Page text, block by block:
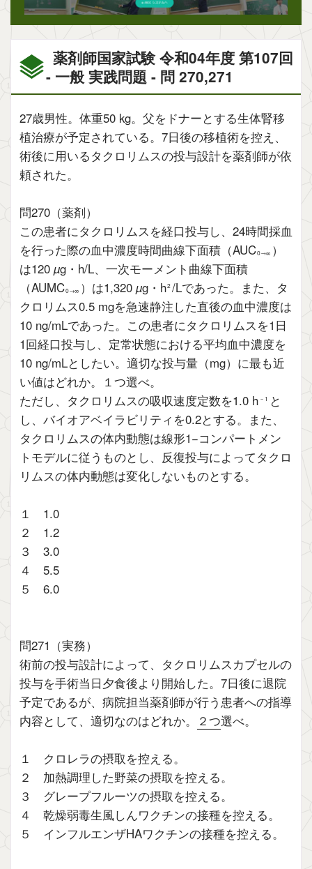
薬剤師国家試験 令和04年度 第107回
- 一般 実践問題 - 問 270,271
27歳男性。体重50 kg。父をドナーとする生体腎移
植治療が予定されている。7日後の移植術を控え、
術後に用いるタクロリムスの投与設計を薬剤師が依
頼された。
問270（薬剤）
この患者にタクロリムスを経口投与し、24時間採血
を行った際の血中濃度時間曲線下面積（AUC0→∞ ）
は120 µg・h/L、一次モーメント曲線下面積
（AUMC0→∞ ）は1,320 µg・h2/Lであった。また、タ
クロリムス0.5 mgを急速静注した直後の血中濃度は
10 ng/mLであった。この患者にタクロリムスを1日
1回経口投与し、定常状態における平均血中濃度を
10 ng/mLとしたい。適切な投与量（mg）に最も近
い値はどれか。１つ選べ。
ただし、タクロリムスの吸収速度定数を1.0 h －1 と
し、バイオアベイラビリティを0.2とする。また、
タクロリムスの体内動態は線形1−コンパートメン
トモデルに従うものとし、反復投与によってタクロ
リムスの体内動態は変化しないものとする。
１ 1.0
２ 1.2
３ 3.0
４ 5.5
５ 6.0
問271（実務）
術前の投与設計によって、タクロリムスカプセルの
投与を手術当日夕食後より開始した。7日後に退院
予定であるが、病院担当薬剤師が行う患者への指導
内容として、適切なのはどれか。
２つ選べ。
１ クロレラの摂取を控える。
２ 加熱調理した野菜の摂取を控える。
３ グレープフルーツの摂取を控える。
４ 乾燥弱毒生風しんワクチンの接種を控える。
５ インフルエンザHAワクチンの接種を控える。